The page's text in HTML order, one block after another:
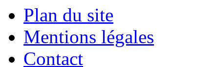
Plan du site
Mentions légales
Contact